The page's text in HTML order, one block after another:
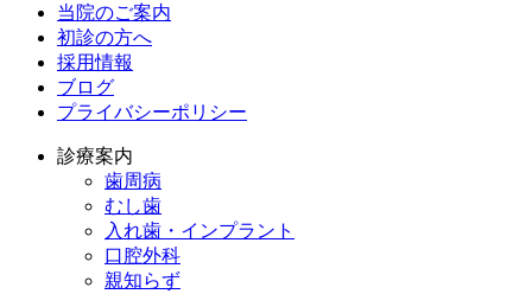
当院のご案内
初診の方へ
採用情報
ブログ
プライバシーポリシー
診療案内
歯周病
むし歯
入れ歯・インプラント
口腔外科
親知らず